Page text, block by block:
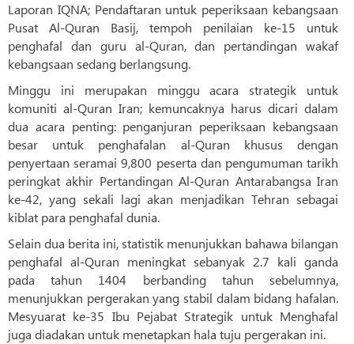
Laporan IQNA; Pendaftaran untuk peperiksaan kebangsaan
Pusat Al-Quran Basij, tempoh penilaian ke-15 untuk
penghafal dan guru al-Quran, dan pertandingan wakaf
kebangsaan sedang berlangsung.
Minggu ini merupakan minggu acara strategik untuk
komuniti al-Quran Iran; kemuncaknya harus dicari dalam
dua acara penting: penganjuran peperiksaan kebangsaan
besar untuk penghafalan al-Quran khusus dengan
penyertaan seramai 9,800 peserta dan pengumuman tarikh
peringkat akhir Pertandingan Al-Quran Antarabangsa Iran
ke-42, yang sekali lagi akan menjadikan Tehran sebagai
kiblat para penghafal dunia.
Selain dua berita ini, statistik menunjukkan bahawa bilangan
penghafal al-Quran meningkat sebanyak 2.7 kali ganda
pada tahun 1404 berbanding tahun sebelumnya,
menunjukkan pergerakan yang stabil dalam bidang hafalan.
Mesyuarat ke-35 Ibu Pejabat Strategik untuk Menghafal
juga diadakan untuk menetapkan hala tuju pergerakan ini.